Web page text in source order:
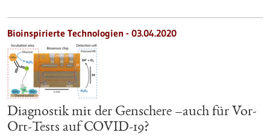
Bioinspirierte Technologien - 03.04.2020
Diagnostik mit der Genschere –auch für Vor-
Ort-Tests auf COVID-19?